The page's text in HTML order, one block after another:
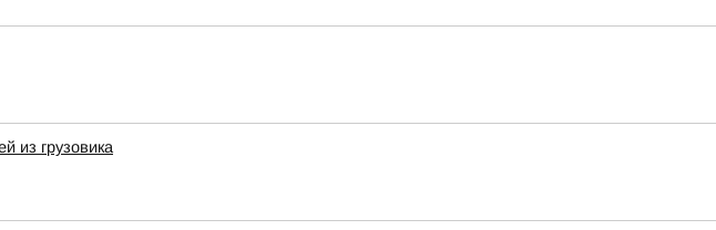
из грузовика